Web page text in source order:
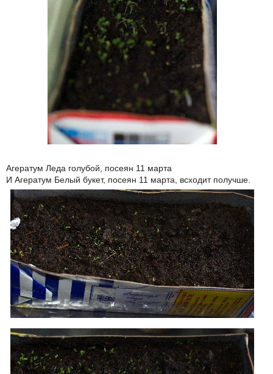
Агератум Леда голубой, посеян 11 марта
И Агератум Белый букет, посеян 11 марта, всходит получше.